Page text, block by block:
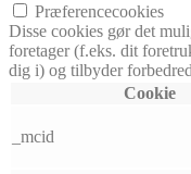
Præferencecookies
Disse cookies gør det
foretager (f.eks. dit
dig i) og tilbyder
Cookie
_mcid